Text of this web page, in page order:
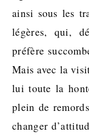
ainsi sous les
légères, qui,
préfère
Mais avec la
lui toute la
plein de
changer